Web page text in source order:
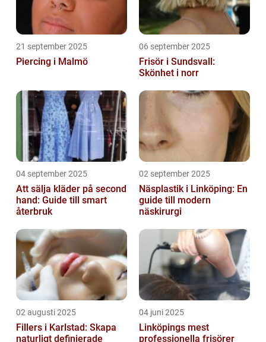
21 september 2025
Piercing i Malmö
06 september 2025
Frisör i Sundsvall:
Skönhet i norr
04 september 2025
Att sälja kläder på second
hand: Guide till smart
återbruk
02 september 2025
Näsplastik i Linköping: En
guide till modern
näskirurgi
02 augusti 2025
Fillers i Karlstad: Skapa
naturligt definierade
04 juni 2025
Linköpings mest
professionella frisörer